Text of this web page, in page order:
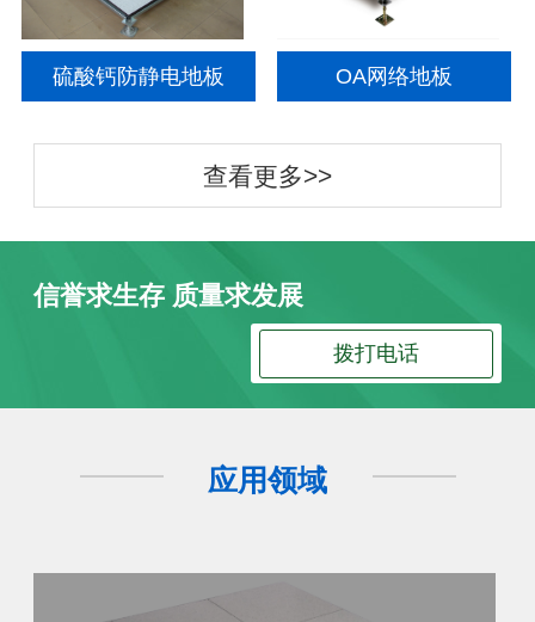
硫酸钙防静电地板 OA网络地板
查看更多>>
信誉求生存 质量求发展
拨打电话
应用领域
防静电地板